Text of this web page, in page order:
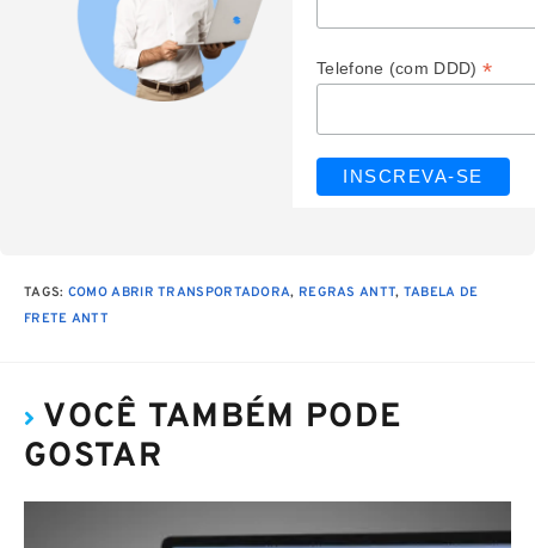
Telefone (com DDD) *
TAGS: COMO ABRIR TRANSPORTADORA, REGRAS ANTT, TABELA DE
FRETE ANTT
VOCÊ TAMBÉM PODE
GOSTAR